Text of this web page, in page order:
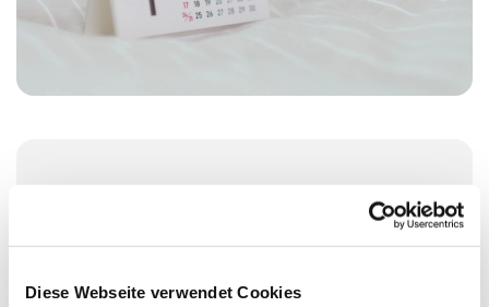
Diese Webseite verwendet Cookies
Sonntag, 21. Februar 2027, 08:00 Uhr
Trebbin